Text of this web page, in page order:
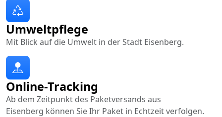
Online-Tracking
Ab dem Zeitpunkt des Paketversands aus
Eisenberg können Sie Ihr Paket in Echtzeit verfolgen.
Umweltpflege
Mit Blick auf die Umwelt in der Stadt Eisenberg.